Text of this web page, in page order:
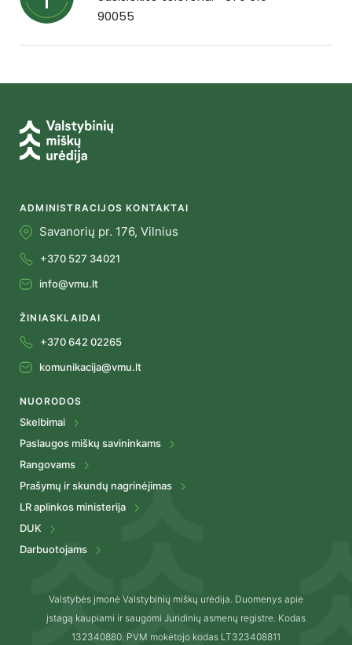
90055
ADMINISTRACIJOS KONTAKTAI
Savanorių pr. 176, Vilnius
+370 527 34021
info@vmu.lt
ŽINIASKLAIDAI
+370 642 02265
komunikacija@vmu.lt
NUORODOS
Skelbimai
Paslaugos miškų savininkams
Rangovams
Prašymų ir skundų nagrinėjimas
LR aplinkos ministerija
DUK
Darbuotojams
Valstybės įmonė Valstybinių miškų urėdija. Duomenys apie
įstagą kaupiami ir saugomi Juridinių asmenų registre. Kodas
132340880. PVM mokėtojo kodas LT323408811